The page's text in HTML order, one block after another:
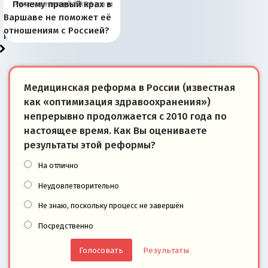
рыбопромысловые
районы Баренцева
моря
отличаются от «Яблока»
тем, что они -
победители
Киевская марионетка
Запада рассказала о
«переобувании» хозяев
В России назрели
перемены: 15 шагов к
суверенной экономике
Миграционный пожар
Европы
Россия начинает
сбрасывать балласт
Анкориджа
Россия зимой 1904
года: первые уступки во
внутренней политике
Русская нация вчера и
сегодня
Почему правый крах в
Варшаве не поможет её
отношениям с Россией?
Медицинская реформа в России (известная
как «оптимизация здравоохранения»)
непрерывно продолжается с 2010 года по
настоящее время. Как Вы оцениваете
результаты этой реформы?
На отлично
Неудовлетворительно
Не знаю, поскольку процесс не завершён
Посредственно
Результаты